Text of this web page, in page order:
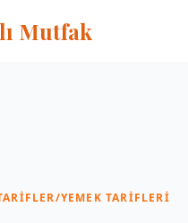
Mutfak
/YEMEK TARIFLERI